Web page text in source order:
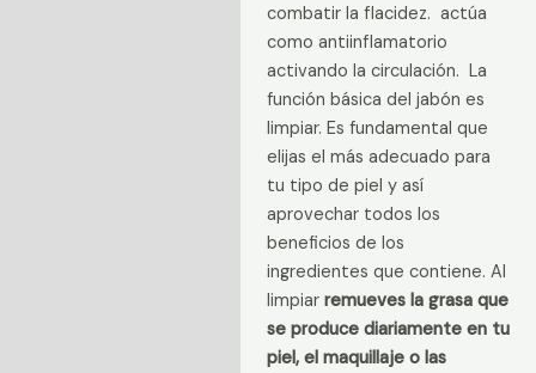
combatir la flacidez. actúa
como antiinflamatorio
activando la circulación. La
función básica del jabón es
limpiar. Es fundamental que
elijas el más adecuado para
tu tipo de piel y así
aprovechar todos los
beneficios de los
ingredientes que contiene. Al
limpiar remueves la grasa que
se produce diariamente en tu
piel, el maquillaje o las